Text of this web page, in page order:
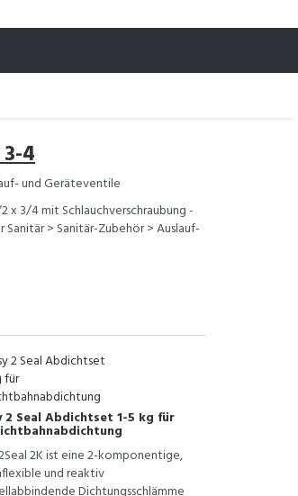
4
und Geräteventile
x 3/4 mit Schlauchverschraubung -
> Sanitär-Zubehör > Auslauf-
2 Seal Abdichtset 1-5 kg für
2K ist eine 2-komponentige,
und reaktiv
Dichtungsschlämme